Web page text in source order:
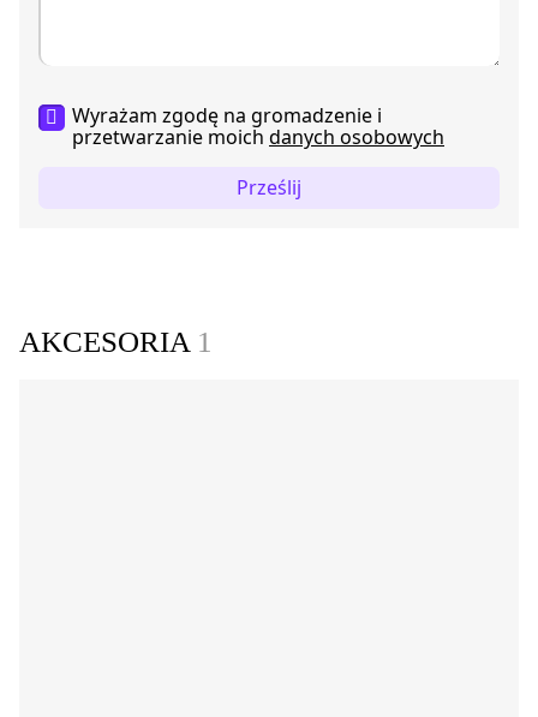
Wyrażam zgodę na gromadzenie i
przetwarzanie moich danych osobowych
Prześlij
AKCESORIA 1